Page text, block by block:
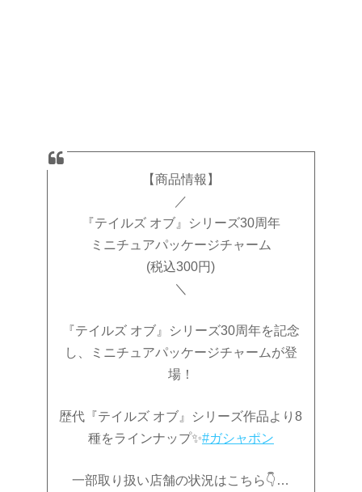
【商品情報】
／
『テイルズ オブ』シリーズ30周年
ミニチュアパッケージチャーム
(税込300円)
＼
『テイルズ オブ』シリーズ30周年を記念
し、ミニチュアパッケージチャームが登
場！
歴代『テイルズ オブ』シリーズ作品より8
種をラインナップ✨#ガシャポン
一部取り扱い店舗の状況はこちら👇…